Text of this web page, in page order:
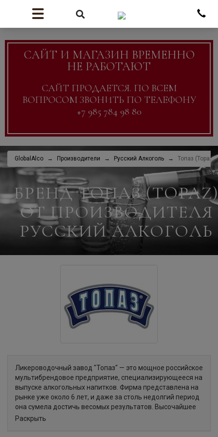
САЙТ И МАГАЗИН ВРЕМЕННО
НЕ РАБОТАЮТ
САЙТ ПРОДАЕТСЯ. ПО ВСЕМ
ВОПРОСОМ ЗВОНИТЬ ПО ТЕЛЕФОНУ
+7 985 784 98 80
GlobalAlco Производители Русский Алкоголь Топаз (Topaz)
БРЕНД ТОПАЗ
ОТ ПРОИЗВОДИТЕЛЯ
РУССКИЙ АЛКОГОЛЬ
Ликероводочный завод "Топаз" — это мощное российское
мультибрендовое предприятие, специализирующееся на
выпуске алкогольных напитков. Фирма представлена на
рынке уже около 6 лет, и даже за столь недолгий период
она сумела достичь весомых результатов. Высочайшее
качество продуктов, выпущенных под эгидой ЗАО
Раскрыть